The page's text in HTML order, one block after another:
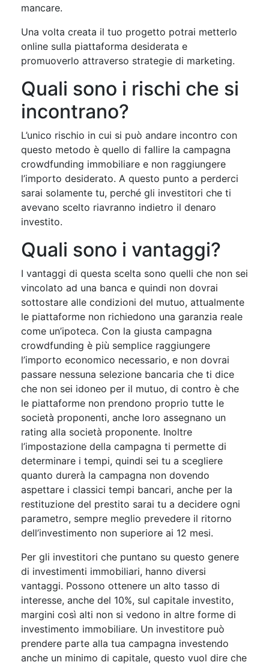
mancare.
Una volta creata il tuo progetto potrai metterlo
online sulla piattaforma desiderata e
promuoverlo attraverso strategie di marketing.
Quali sono i rischi che si
incontrano?
L’unico rischio in cui si può andare incontro con
questo metodo è quello di fallire la campagna
crowdfunding immobiliare e non raggiungere
l’importo desiderato. A questo punto a perderci
sarai solamente tu, perché gli investitori che ti
avevano scelto riavranno indietro il denaro
investito.
Quali sono i vantaggi?
I vantaggi di questa scelta sono quelli che non sei
vincolato ad una banca e quindi non dovrai
sottostare alle condizioni del mutuo, attualmente
le piattaforme non richiedono una garanzia reale
come un’ipoteca. Con la giusta campagna
crowdfunding è più semplice raggiungere
l’importo economico necessario, e non dovrai
passare nessuna selezione bancaria che ti dice
che non sei idoneo per il mutuo, di contro è che
le piattaforme non prendono proprio tutte le
società proponenti, anche loro assegnano un
rating alla società proponente. Inoltre
l’impostazione della campagna ti permette di
determinare i tempi, quindi sei tu a scegliere
quanto durerà la campagna non dovendo
aspettare i classici tempi bancari, anche per la
restituzione del prestito sarai tu a decidere ogni
parametro, sempre meglio prevedere il ritorno
dell’investimento non superiore ai 12 mesi.
Per gli investitori che puntano su questo genere
di investimenti immobiliari, hanno diversi
vantaggi. Possono ottenere un alto tasso di
interesse, anche del 10%, sul capitale investito,
margini così alti non si vedono in altre forme di
investimento immobiliare. Un investitore può
prendere parte alla tua campagna investendo
anche un minimo di capitale, questo vuol dire che